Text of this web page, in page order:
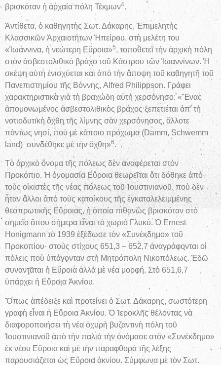
βρισκόταν ἡ ἀρχαία πόλη Τέκμων4.
Ἀντίθετα, ὁ καθηγητὴς Σωτ. Δάκαρης, Ἐπιμελητὴς
Κλασσικῶν Ἀρχαιοτήτων Ἠπείρου, στὴ μελέτη του
«Ἰωάννινα, ἡ νεώτερη Εὔροια»5, τοποθετεῖ τὴν ἀρχικὴ πόλη
στὸν ἀσβεστολιθικὸ βράχο τοῦ Κάστρου τῶν Ἰωαννίνων. Ἡ
σκέψη αὐτὴ ἐνισχύεται καὶ ἀπὸ τὴν ἄποψη τοῦ καθηγητῆ τοῦ
Πανεπιστημίου τῆς Βόννης, Alfred Philippson. Γράφει
χαρακτηριστικὰ γιὰ τὴ βραχώδη αὐτὴ χερσόνησο: «Ἕνας
ἀπομονωμένος ἀσβεστολιθικὸς βράχος ξεπετιέται ἀπ’ τὴ
νοτιοδυτικὴ ὄχθη τῆς λίμνης σὰν χερσόνησος, ἄλλοτε
πάντως νησί, ποὺ μὲ κάποιο πρόχωμα (Damm, Schwemm
land) συνδέθηκε μὲ τὴν ὄχθη»6.
Τὸ ἀρχικὸ ὄνομα τῆς πόλεως δὲν ἀναφέρεται στὸν
Προκόπιο. Ἡ ὀνομασία Εὔροια θεωρεῖται ὅτι δόθηκε ἀπὸ
τοὺς οἰκιστὲς τῆς νέας πόλεως τοῦ Ἰουστινιανοῦ, ποὺ δὲν
ἦταν ἄλλοι ἀπὸ τοὺς κατοίκους τῆς ἐγκαταλελειμμένης
θεσπρωτικῆς Εὔροιας, ἡ ὁποία πιθανῶς βρισκόταν στὸ
σημεῖο ὅπου σήμερα εἶναι τὸ χωριὸ Γλυκύ. Ὁ Ernest
Honigmann τὸ 1939 ἐξέδωσε τὸν «Συνέκδημο» τοῦ
Προκοπίου· στοὺς στίχους 651,3 – 652,7 ἀναγράφονται οἱ
πόλεις ποὺ ὑπάγονταν στὴ Μητρόπολη Νικοπόλεως. Ἐδῶ
συναντᾶται ἡ Εὔροια ἀλλὰ μὲ νέα μορφή. Στὸ 651,6,7
ὑπάρχει ἡ Εὔροια Ἀκνίου.
Ὅπως ἀπέδειξε καὶ προτείνει ὁ Σωτ. Δάκαρης, σωστότερη
γραφὴ εἶναι ἡ Εὔροια Ἀκνίου. Ὁ Ἱεροκλῆς θέλοντας νὰ
διαφοροποιήσει τὴ νέα ὀχυρὴ βυζαντινὴ πόλη τοῦ
Ἰουστινιανοῦ ἀπὸ τὴν παλιὰ τὴν ὀνόμασε στὸν «Συνέκδημο»
ἐκ νέου Εὔροια καὶ μὲ τὴν παραφθορὰ τῆς λέξης
παρουσιάζεται ὡς Εὔροια ἀκνίου. Σύμφωνα μὲ τὸν Σωτ.